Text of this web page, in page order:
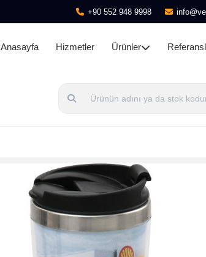
+90 552 948 9998
Anasayfa Hizmetler Ürünler